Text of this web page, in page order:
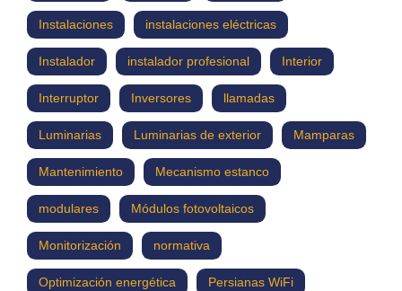
Instalaciones instalaciones eléctricas
Instalador instalador profesional Interior
Interruptor Inversores llamadas
Luminarias Luminarias de exterior Mamparas
Mantenimiento Mecanismo estanco
modulares Módulos fotovoltaicos
Monitorización normativa
Optimización energética Persianas WiFi